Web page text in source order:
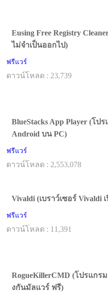
Eusing Free Registry
ไม่จำเป็นออกไป)
ฟรีแวร์
ดาวน์โหลด : 23,739
BlueStacks App Player (โป
Android บน PC)
ฟรีแวร์
ดาวน์โหลด : 2,553,078
Vivaldi (เบราว์เซอร์ Vivaldi
ฟรีแวร์
ดาวน์โหลด : 11,391
RogueKillerCMD (โปรแกร
งกันมัลแวร์ ฟรี)